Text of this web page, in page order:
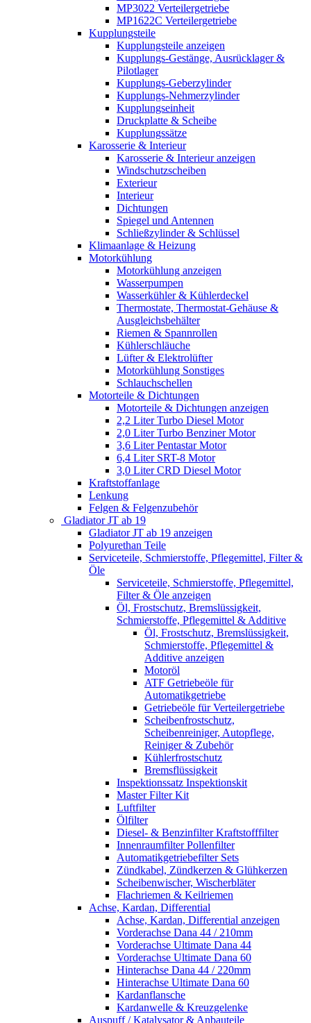
MP3022 Verteilergetriebe
MP1622C Verteilergetriebe
Kupplungsteile
Kupplungsteile anzeigen
Kupplungs-Gestänge, Ausrücklager &
Pilotlager
Kupplungs-Geberzylinder
Kupplungs-Nehmerzylinder
Kupplungseinheit
Druckplatte & Scheibe
Kupplungssätze
Karosserie & Interieur
Karosserie & Interieur anzeigen
Windschutzscheiben
Exterieur
Interieur
Dichtungen
Spiegel und Antennen
Schließzylinder & Schlüssel
Klimaanlage & Heizung
Motorkühlung
Motorkühlung anzeigen
Wasserpumpen
Wasserkühler & Kühlerdeckel
Thermostate, Thermostat-Gehäuse &
Ausgleichsbehälter
Riemen & Spannrollen
Kühlerschläuche
Lüfter & Elektrolüfter
Motorkühlung Sonstiges
Schlauchschellen
Motorteile & Dichtungen
Motorteile & Dichtungen anzeigen
2,2 Liter Turbo Diesel Motor
2,0 Liter Turbo Benziner Motor
3,6 Liter Pentastar Motor
6,4 Liter SRT-8 Motor
3,0 Liter CRD Diesel Motor
Kraftstoffanlage
Lenkung
Felgen & Felgenzubehör
Gladiator JT ab 19
Gladiator JT ab 19 anzeigen
Polyurethan Teile
Serviceteile, Schmierstoffe, Pflegemittel, Filter &
Öle
Serviceteile, Schmierstoffe, Pflegemittel,
Filter & Öle anzeigen
Öl, Frostschutz, Bremslüssigkeit,
Schmierstoffe, Pflegemittel & Additive
Öl, Frostschutz, Bremslüssigkeit,
Schmierstoffe, Pflegemittel &
Additive anzeigen
Motoröl
ATF Getriebeöle für
Automatikgetriebe
Getriebeöle für Verteilergetriebe
Scheibenfrostschutz,
Scheibenreiniger, Autopflege,
Reiniger & Zubehör
Kühlerfrostschutz
Bremsflüssigkeit
Inspektionssatz Inspektionskit
Master Filter Kit
Luftfilter
Ölfilter
Diesel- & Benzinfilter Kraftstofffilter
Innenraumfilter Pollenfilter
Automatikgetriebefilter Sets
Zündkabel, Zündkerzen & Glühkerzen
Scheibenwischer, Wischerbläter
Flachriemen & Keilriemen
Achse, Kardan, Differential
Achse, Kardan, Differential anzeigen
Vorderachse Dana 44 / 210mm
Vorderachse Ultimate Dana 44
Vorderachse Ultimate Dana 60
Hinterachse Dana 44 / 220mm
Hinterachse Ultimate Dana 60
Kardanflansche
Kardanwelle & Kreuzgelenke
Auspuff / Katalysator & Anbauteile